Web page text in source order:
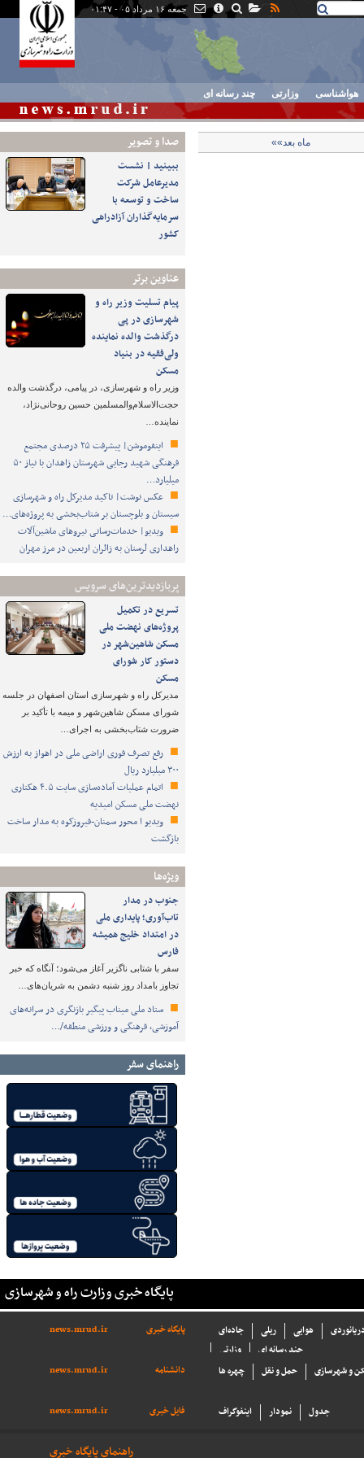
جمعه ۱۶ مرداد ۰۵ - ۰۱:۴۷
هواشناسی وزارتی چند رسانه ای
صدا و تصوير
ببینید | نشست
مدیرعامل شرکت
ساخت و توسعه با
سرمایه‌گذاران آزادراهی
کشور
عناوین برتر
پیام تسلیت وزیر راه و
شهرسازی در پی
درگذشت والده نماینده
ولی‌فقیه در بنیاد
مسکن
وزیر راه و شهرسازی، در پیامی، درگذشت والده
حجت‌الاسلام‌والمسلمین حسین روحانی‌نژاد،
نماینده…
اینفوموشن| پیشرفت ۲۵ درصدی مجتمع
فرهنگی شهید رجایی شهرستان زاهدان با نیاز ۵۰
میلیارد…
عکس نوشت| تاکید مدیرکل راه و شهرسازی
سیستان و بلوچستان بر شتاب‌بخشی به پروژه‌های…
ویدیو| خدمات‌رسانی نیروهای ماشین‌آلات
راهداری لرستان به زائران اربعین در مرز مهران
پربازدیدترین‌های سرویس
تسریع در تکمیل
پروژه‌های نهضت ملی
مسکن شاهین‌شهر در
دستور کار شورای
مسکن
مدیرکل راه و شهرسازی استان اصفهان در جلسه
شورای مسکن شاهین‌شهر و میمه با تأکید بر
ضرورت شتاب‌بخشی به اجرای…
رفع تصرف فوری اراضی ملی در اهواز به ارزش
۳۰۰ میلیارد ریال
اتمام عملیات آماده‌سازی سایت ۴.۵ هکتاری
نهضت ملی مسکن امیدیه
ویدیو ا محور سمنان-فیروزکوه به مدار ساخت
بازگشت
ویژه‌ها
جنوب در مدار
تاب‌آوری؛ پایداری ملی
در امتداد خلیج همیشه
فارس
سفر با شتابی ناگزیر آغاز می‌شود؛ آنگاه که خبر
تجاوز بامداد روز شنبه دشمن به شریان‌های…
ستاد ملی میناب پیگیر بازنگری در سرانه‌های
آموزشی، فرهنگی و ورزشی منطقه/…
راهنمای سفر
ماه بعد»»
پایگاه خبری وزارت راه و شهرسازی
پایگاه خبری news.mrud.ir جاده‌ای ریلی هوایی
وزارتی
چند رسانه ای
دانشنامه
news.mrud.ir چهره ها حمل و نقل و شهرسازی
فایل خبری news.mrud.ir اینفوگراف نمودار جدول
راهنمای پایگاه خبری